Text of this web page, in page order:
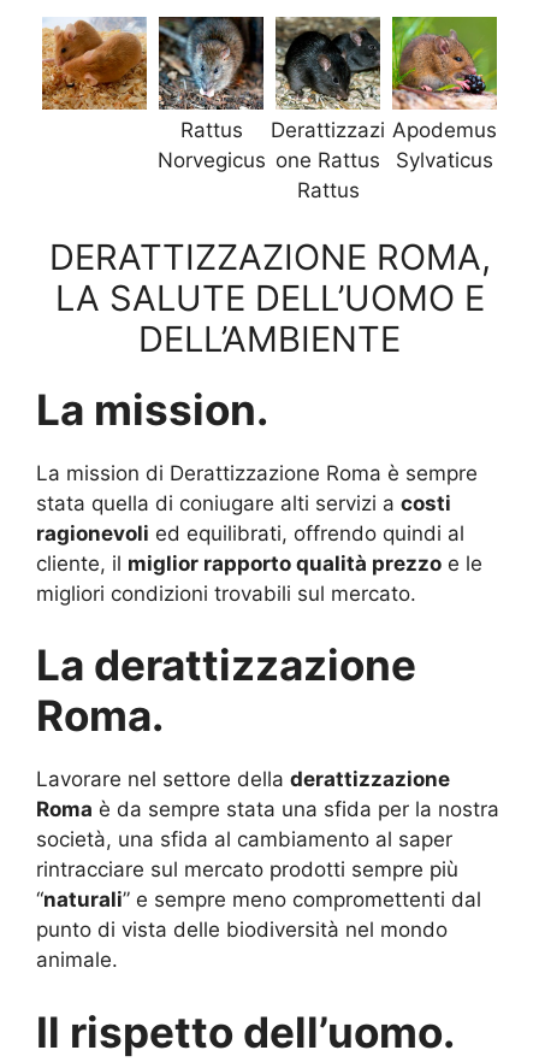
Rattus
Norvegicus
Derattizzazi
one Rattus
Rattus
Apodemus
Sylvaticus
DERATTIZZAZIONE ROMA,
LA SALUTE DELL’UOMO E
DELL’AMBIENTE
La mission.
La mission di Derattizzazione Roma è sempre
stata quella di coniugare alti servizi a costi
ragionevoli ed equilibrati, offrendo quindi al
cliente, il miglior rapporto qualità prezzo e le
migliori condizioni trovabili sul mercato.
La derattizzazione
Roma.
Lavorare nel settore della derattizzazione
Roma è da sempre stata una sfida per la nostra
società, una sfida al cambiamento al saper
rintracciare sul mercato prodotti sempre più
“naturali” e sempre meno compromettenti dal
punto di vista delle biodiversità nel mondo
animale.
Il rispetto dell’uomo.